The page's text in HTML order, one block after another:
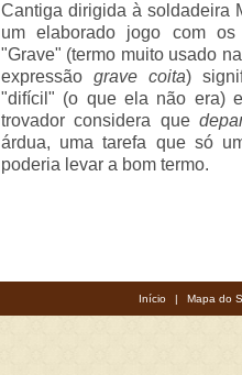
Cantiga dirigida à soldadeira
um elaborado jogo com
"Grave" (termo muito usado
expressão grave coita)
"difícil" (o que ela não era)
trovador considera que
árdua, uma tarefa que só
poderia levar a bom termo.
Início | Mapa do